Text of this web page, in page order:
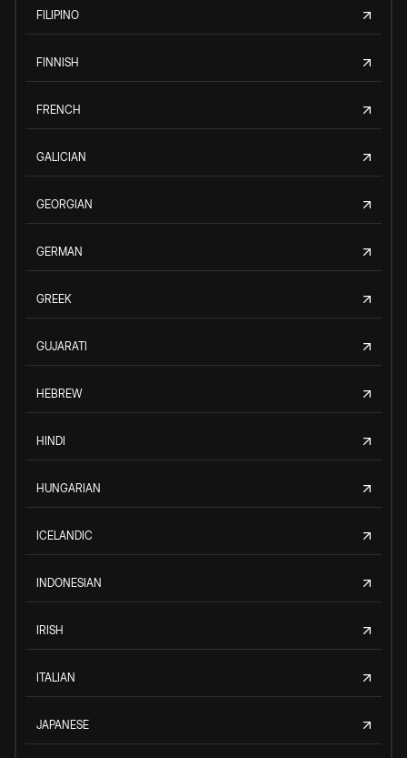
FILIPINO
FINNISH
FRENCH
GALICIAN
GEORGIAN
GERMAN
GREEK
GUJARATI
HEBREW
HINDI
HUNGARIAN
ICELANDIC
INDONESIAN
IRISH
ITALIAN
JAPANESE